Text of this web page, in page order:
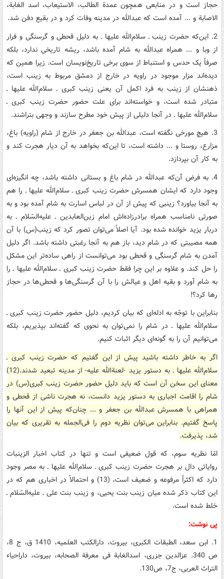
حجاز است و در منابعی همچون عمدة الطالب، الاستیعاب، اسد الغابة،
الاصابة و ... آمده است که عبدالله در مدینه وفات کرد و در بقیع دفن شد.
2. این‌که حضرت زینب ـ سلام‌الله علیها ـ به دلیل قحطی و گرسنگی و فرار
از وبا و ... همراه عبدالله به شام آمده باشد، ریشه تاریخی ندارد، بلکه
صرفاً یک حدس و استنباط از سوی برخی تاریخ‌نویسان است. زیرا همین که
دیده‌اند مزار موجود در راویه در خارج از دمشق مربوط به زینب است،
ذهنشان از زینب به فرد اکمل آن یعنی زینب کبری ـ سلام‌الله علیها ـ
متبادر شده است، و خواسته‌اند برای علت حضور حضرت زینب کبری ـ
سلام‌الله علیها ـ در آنجا دلیلی از پیش خود مطرح سازند و وجهی بتراشند.
3. هیچ مورخی نگفته است، عبدالله بن جعفر در خارج از شام (راویه) باغ،
مزارع، روستا و ... داشته است، تا این‌که بخواهد به آن دیار هجرت کند و
به کار آن بپردازد.
4. به فرض آن‌که عبدالله در شام باغ و بستانی داشته باشد، چه انگیزه‌ای
وجود دارد که ایشان همسرش حضرت زینب کبری ـ سلام‌الله علیها ـ را هم
به آنجا بیاورد؟ زینبی که پیش از آن در لباس اسارت به شام آمده بود و به
صورتی نامناسب همراه برادرزاده‌اش امام زین‌العابدین ـ علیه‌السّلام ـ به
دربار یزید خوانده شده بود. آیا اصلاً‌ می‌توان تصور کرد که زینب(س) با آن
همه مصیبتی که در شام دید، باز هم به آنجا رغبتی داشته باشد. اگر دلیل
آمدن به شام گرسنگی و قحطی بود می‌توانست از راهی‌ ساده‌تر این مشکل
را حل کند. و علاوه بر این چرا فقط حضرت زینب کبری ـ سلام‌الله علیها ـ را
به شام آورد و بقیه اهل و عیالش را با آن گرسنگی‌ها و قحطی‌ها در حجاز
رها کرد؟!
بنابراین با توجّه به ادله‌ای که بیان کردیم، دلیل حضور حضرت زینب کبری ـ
سلام‌الله علیها ـ در شام را نمی‌توان به نحوی که گفته‌اند بپذیریم، بلکه
می‌توانیم آن را به گونه‌ای دیگر اثبات کنیم.
اگر به خاطر داشته باشید پیش از این گفتیم که حضرت زینب کبری ـ
سلام‌الله علیها ـ به دستور یزید -لعنةالله علیه- از مدینه تبعید شدند.(12)
معنای این سخن آن است که باید دلیل حضور حضرت زینب کبری(س) در
شام را اقامت اجباری به دستور یزید دانست، نه هجرت ناشی از قحطی و
همراهی با همسرش عبدالله بن جعفر و ... چنان‌که پیش از این آنها را
پاسخ گفتیم. بنابراین می‌توان نظریه دوم را فی‌الجمله به تقریری که بیان
شد، پذیرفت.
امّا نظریه سوم، که قول ضعیفی است و تنها در کتاب اخبار الزینبات
روایاتی دال بر هجرت حضرت زینب کبری ـ سلام‌الله علیها ـ به مصر وجود
دارد که اکثراً مرفوعه و ضعیف است، (13) و احتمالاً در اخباری هم که در
این کتاب ذکر شده میان زینب بنت یحیی، و زینب بنت علی ـ علیه‌السّلام ـ
خلط شده است.
پی نوشت:
1. ابن سعد، الطبقات الکبری، بیروت، دارالکتب العلمیه، 1410 ق، ج 8،
ص 340. عزالدین جزری، اسدالغابة فی معرفة الصحابه، بیروت، داراحیاء
التراث العربی، ج7، ص130.